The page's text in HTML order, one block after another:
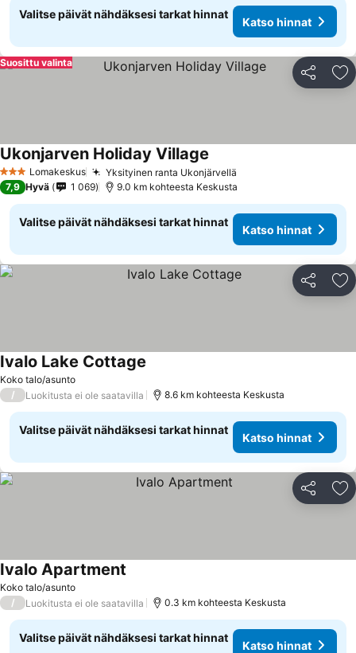
Valitse päivät nähdäksesi tarkat hinnat
Katso hinnat
Jaa
Suosittu valinta
3 Tähtiluokitus
Lomakeskus Yksityinen ranta Ukonjärvellä
Ukonjarven Holiday Village
7,9 Hyvä 1 069 9.0 km kohteesta Keskusta
Valitse päivät nähdäksesi tarkat hinnat
Katso hinnat
Jaa
Koko talo/asunto
Ivalo Lake Cottage
/ Luokitusta ei ole saatavilla 8.6 km kohteesta Keskusta
Valitse päivät nähdäksesi tarkat hinnat
Katso hinnat
Jaa
Koko talo/asunto
Ivalo Apartment
/ Luokitusta ei ole saatavilla 0.3 km kohteesta Keskusta
Valitse päivät nähdäksesi tarkat hinnat
Katso hinnat